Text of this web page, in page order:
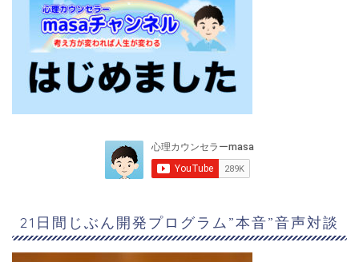
21日間じぶん開発プログラム”本音”音声対談